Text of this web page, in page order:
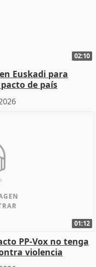
02:10
Euskadi para
de país
01:12
PP-Vox no tenga
violencia